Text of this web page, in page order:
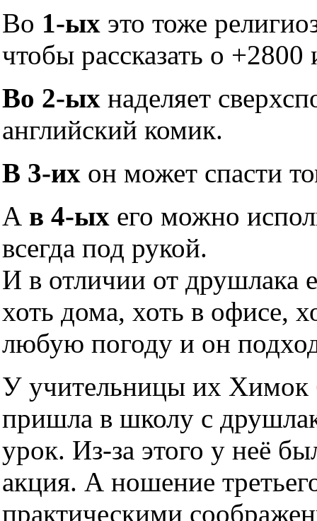
Во 1-ых это тоже
чтобы рассказать о +2800
Во 2-ых наделяет
английский комик.
В 3-их он может спасти
А в 4-ых его можно
всегда под рукой.
И в отличии от друшлака
хоть дома, хоть в офисе,
любую погоду и он
У учительницы их Химок
пришла в школу с
урок. Из-за этого у неё
акция. А ношение
практическими